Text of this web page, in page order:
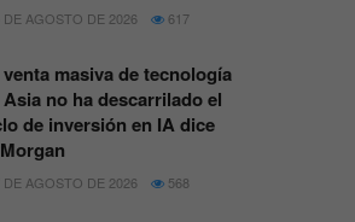
AGOSTO DE 2026 617
venta masiva de tecnología
no ha descarrilado el
de inversión en IA dice
AGOSTO DE 2026 568